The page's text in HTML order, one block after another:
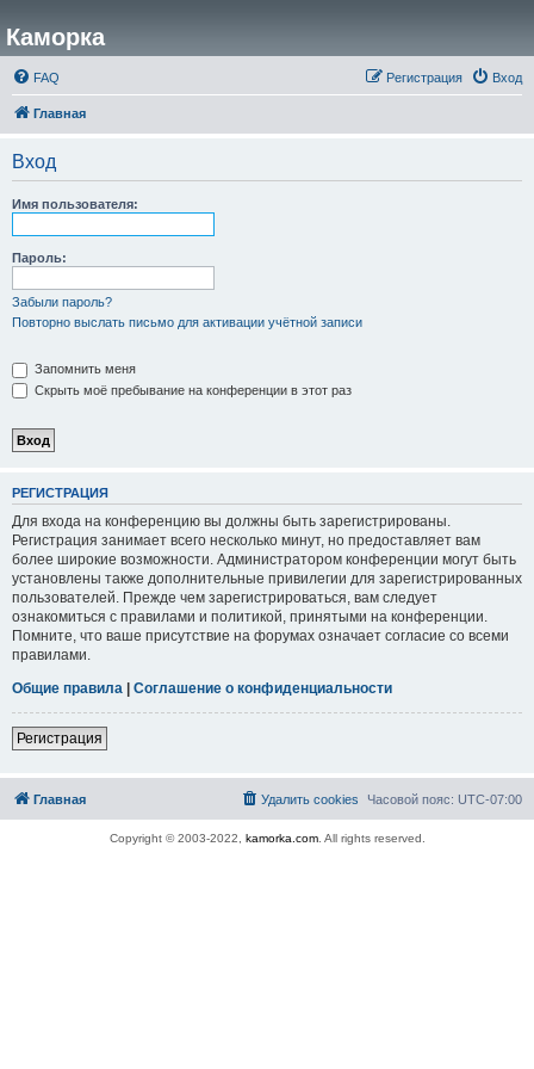
Каморка
FAQ Вход
Регистрация
Главная
Вход
Имя пользователя:
Пароль:
Забыли пароль?
Повторно выслать письмо для активации учётной записи
Запомнить меня
Скрыть моё пребывание на конференции в этот раз
РЕГИСТРАЦИЯ
Для входа на конференцию вы должны быть зарегистрированы.
Регистрация занимает всего несколько минут, но предоставляет вам
более широкие возможности. Администратором конференции могут быть
установлены также дополнительные привилегии для зарегистрированных
пользователей. Прежде чем зарегистрироваться, вам следует
ознакомиться с правилами и политикой, принятыми на конференции.
Помните, что ваше присутствие на форумах означает согласие со всеми
правилами.
Общие правила | Соглашение о конфиденциальности
Регистрация
Главная Часовой пояс: UTC-07:00
Удалить cookies
Copyright © 2003-2022, kamorka.com. All rights reserved.